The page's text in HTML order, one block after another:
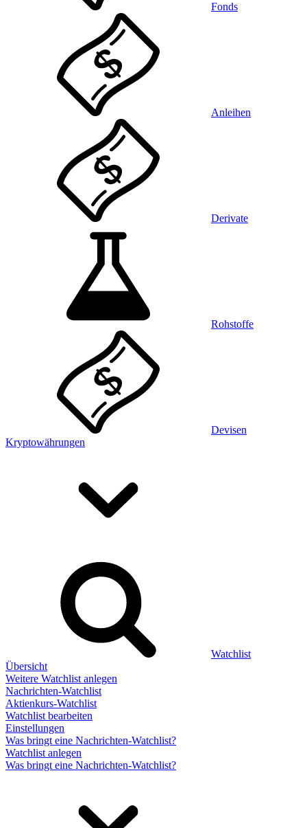
Fonds
Anleihen
Derivate
Rohstoffe
Devisen
Kryptowährungen
Watchlist
Übersicht
Weitere Watchlist anlegen
Nachrichten-Watchlist
Aktienkurs-Watchlist
Watchlist bearbeiten
Einstellungen
Was bringt eine Nachrichten-Watchlist?
Watchlist anlegen
Was bringt eine Nachrichten-Watchlist?